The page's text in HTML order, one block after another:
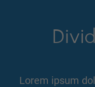
Lorem ipsum